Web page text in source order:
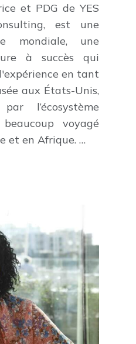
et PDG de YES
est une
mondiale, une
à succès qui
en tant
aux États-Unis,
l’écosystème
voyagé
et en Afrique. …